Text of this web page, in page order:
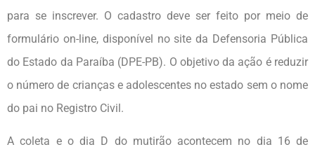
para se inscrever. O cadastro deve ser feito por meio de
formulário on-line, disponível no site da Defensoria Pública
do Estado da Paraíba (DPE-PB). O objetivo da ação é reduzir
o número de crianças e adolescentes no estado sem o nome
do pai no Registro Civil.
A coleta e o dia D do mutirão acontecem no dia 16 de